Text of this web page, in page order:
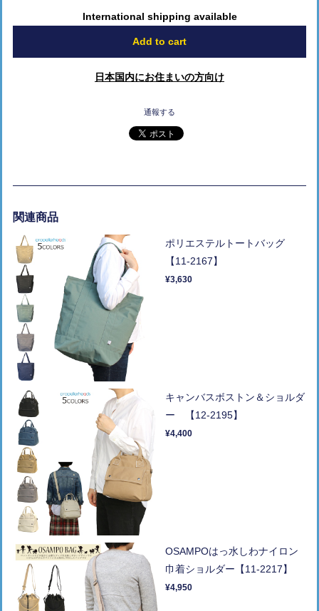
International shipping available
Add to cart
日本国内にお住まいの方向け
通報する
関連商品
ポリエステルトートバッグ
【11-2167】
¥3,630
キャンバスボストン＆ショルダ
ー 【12-2195】
¥4,400
OSAMPOはっ水しわナイロン
巾着ショルダー【11-2217】
¥4,950